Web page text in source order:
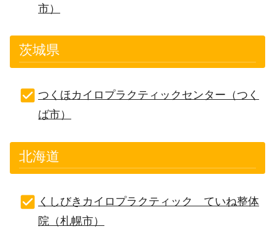
市）
茨城県
つくほカイロプラクティックセンター（つく
ば市）
北海道
くしびきカイロプラクティック ていね整体
院（札幌市）